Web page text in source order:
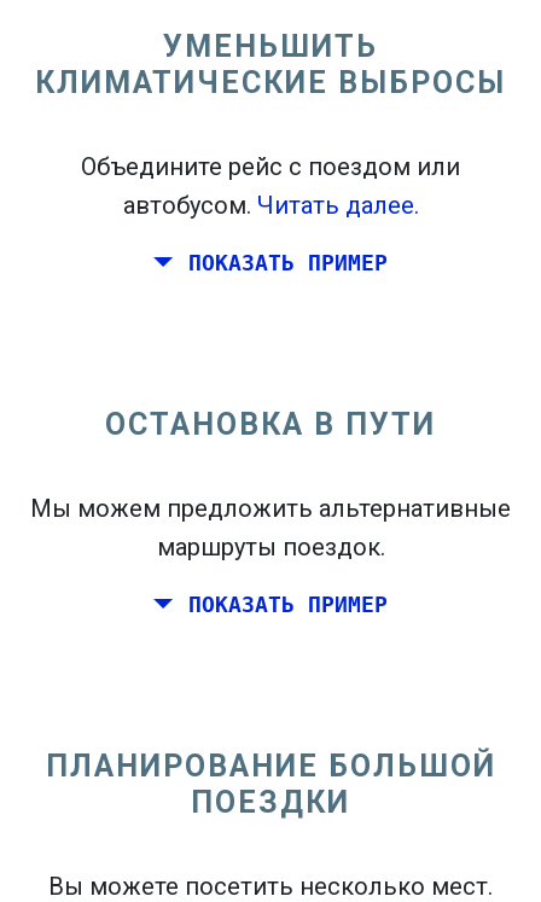
Найдено ранее. Нажмитеflight_takeoff, чтобы увидеть
УМЕНЬШИТЬ
КЛИМАТИЧЕСКИЕ ВЫБРОСЫ
Объедините рейс с поездом или
автобусом. Читать далее.
ПОКАЗАТЬ ПРИМЕР
одну сторону
сортировка
Попробуй это open_in_new
ОСТАНОВКА В ПУТИ
Мы можем предложить альтернативные
маршруты поездок.
ПОКАЗАТЬ ПРИМЕР
ПЛАНИРОВАНИЕ БОЛЬШОЙ
ПОЕЗДКИ
Вы можете посетить несколько мест.